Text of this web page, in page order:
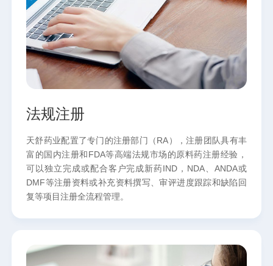
法规注册
天舒药业配置了专门的注册部门（RA），注册团队具有丰
富的国内注册和FDA等高端法规市场的原料药注册经验，
可以独立完成或配合客户完成新药IND，NDA、ANDA或
DMF等注册资料或补充资料撰写、审评进度跟踪和缺陷回
复等项目注册全流程管理。